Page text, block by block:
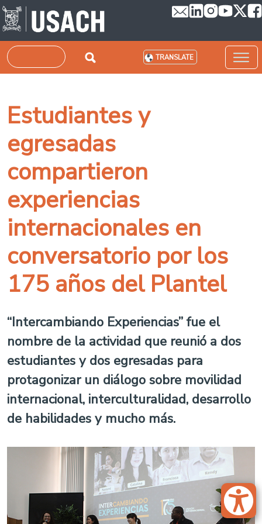
Skip to main content
Search TRANSLATE
Estudiantes y
egresadas
compartieron
experiencias
internacionales en
conversatorio por los
175 años del Plantel
“Intercambiando Experiencias” fue el
nombre de la actividad que reunió a dos
estudiantes y dos egresadas para
protagonizar un diálogo sobre movilidad
internacional, interculturalidad, desarrollo
de habilidades y mucho más.